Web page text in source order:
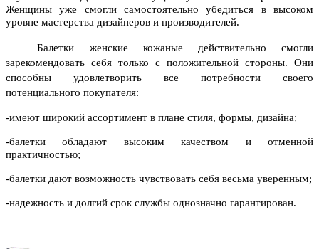
Женщины уже смогли самостоятельно убедиться в высоком
уровне мастерства дизайнеров и производителей.
Балетки женские кожаные действительно смогли
зарекомендовать себя только с положительной стороны. Они
способны удовлетворить все потребности своего
потенциального покупателя:
-имеют широкий ассортимент в плане стиля, формы, дизайна;
-балетки обладают высоким качеством и отменной
практичностью;
-балетки дают возможность чувствовать себя весьма уверенным;
-надежность и долгий срок службы однозначно гарантирован.